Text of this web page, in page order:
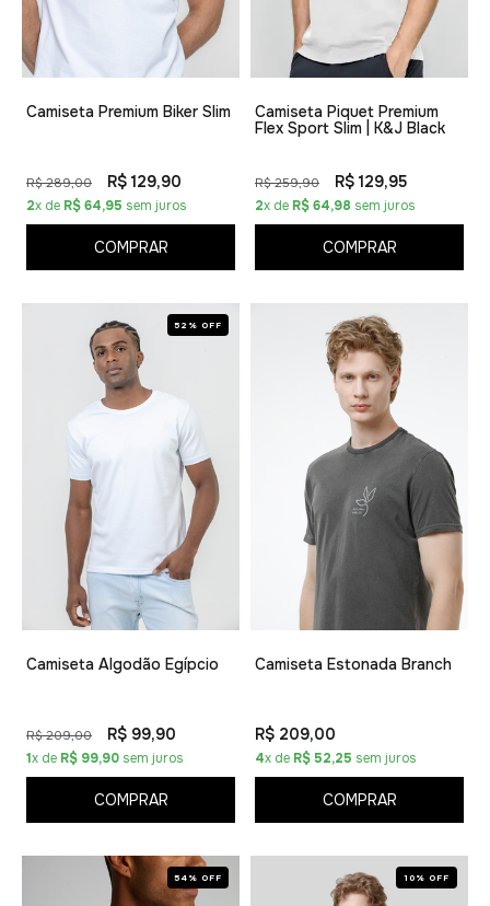
Camiseta Premium Biker Slim
R$ 289,00 R$ 129,90
2x de R$ 64,95 sem juros
COMPRAR
Camiseta Piquet Premium
Flex Sport Slim | K&J Black
R$ 259,90 R$ 129,95
2x de R$ 64,98 sem juros
COMPRAR
52% OFF
Camiseta Algodão Egípcio
R$ 209,00 R$ 99,90
1x de R$ 99,90 sem juros
COMPRAR
Camiseta Estonada Branch
R$ 209,00
4x de R$ 52,25 sem juros
COMPRAR
54% OFF 10% OFF